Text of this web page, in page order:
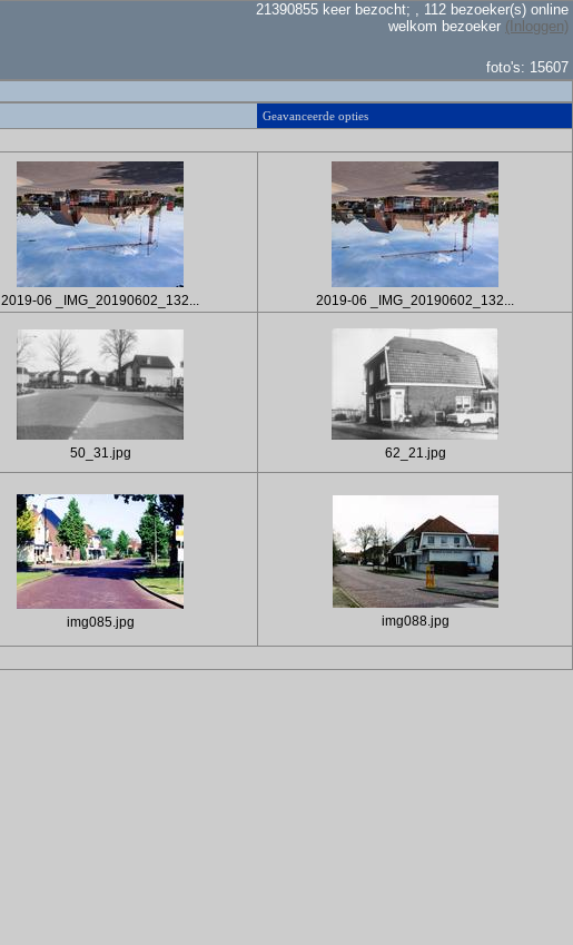
21390855 keer bezocht; , 112 bezoeker(s) online
welkom bezoeker (Inloggen)
foto's: 15607
Geavanceerde opties
2019-06 _IMG_20190602_132... 2019-06 _IMG_20190602_132...
50_31.jpg 62_21.jpg
img085.jpg img088.jpg